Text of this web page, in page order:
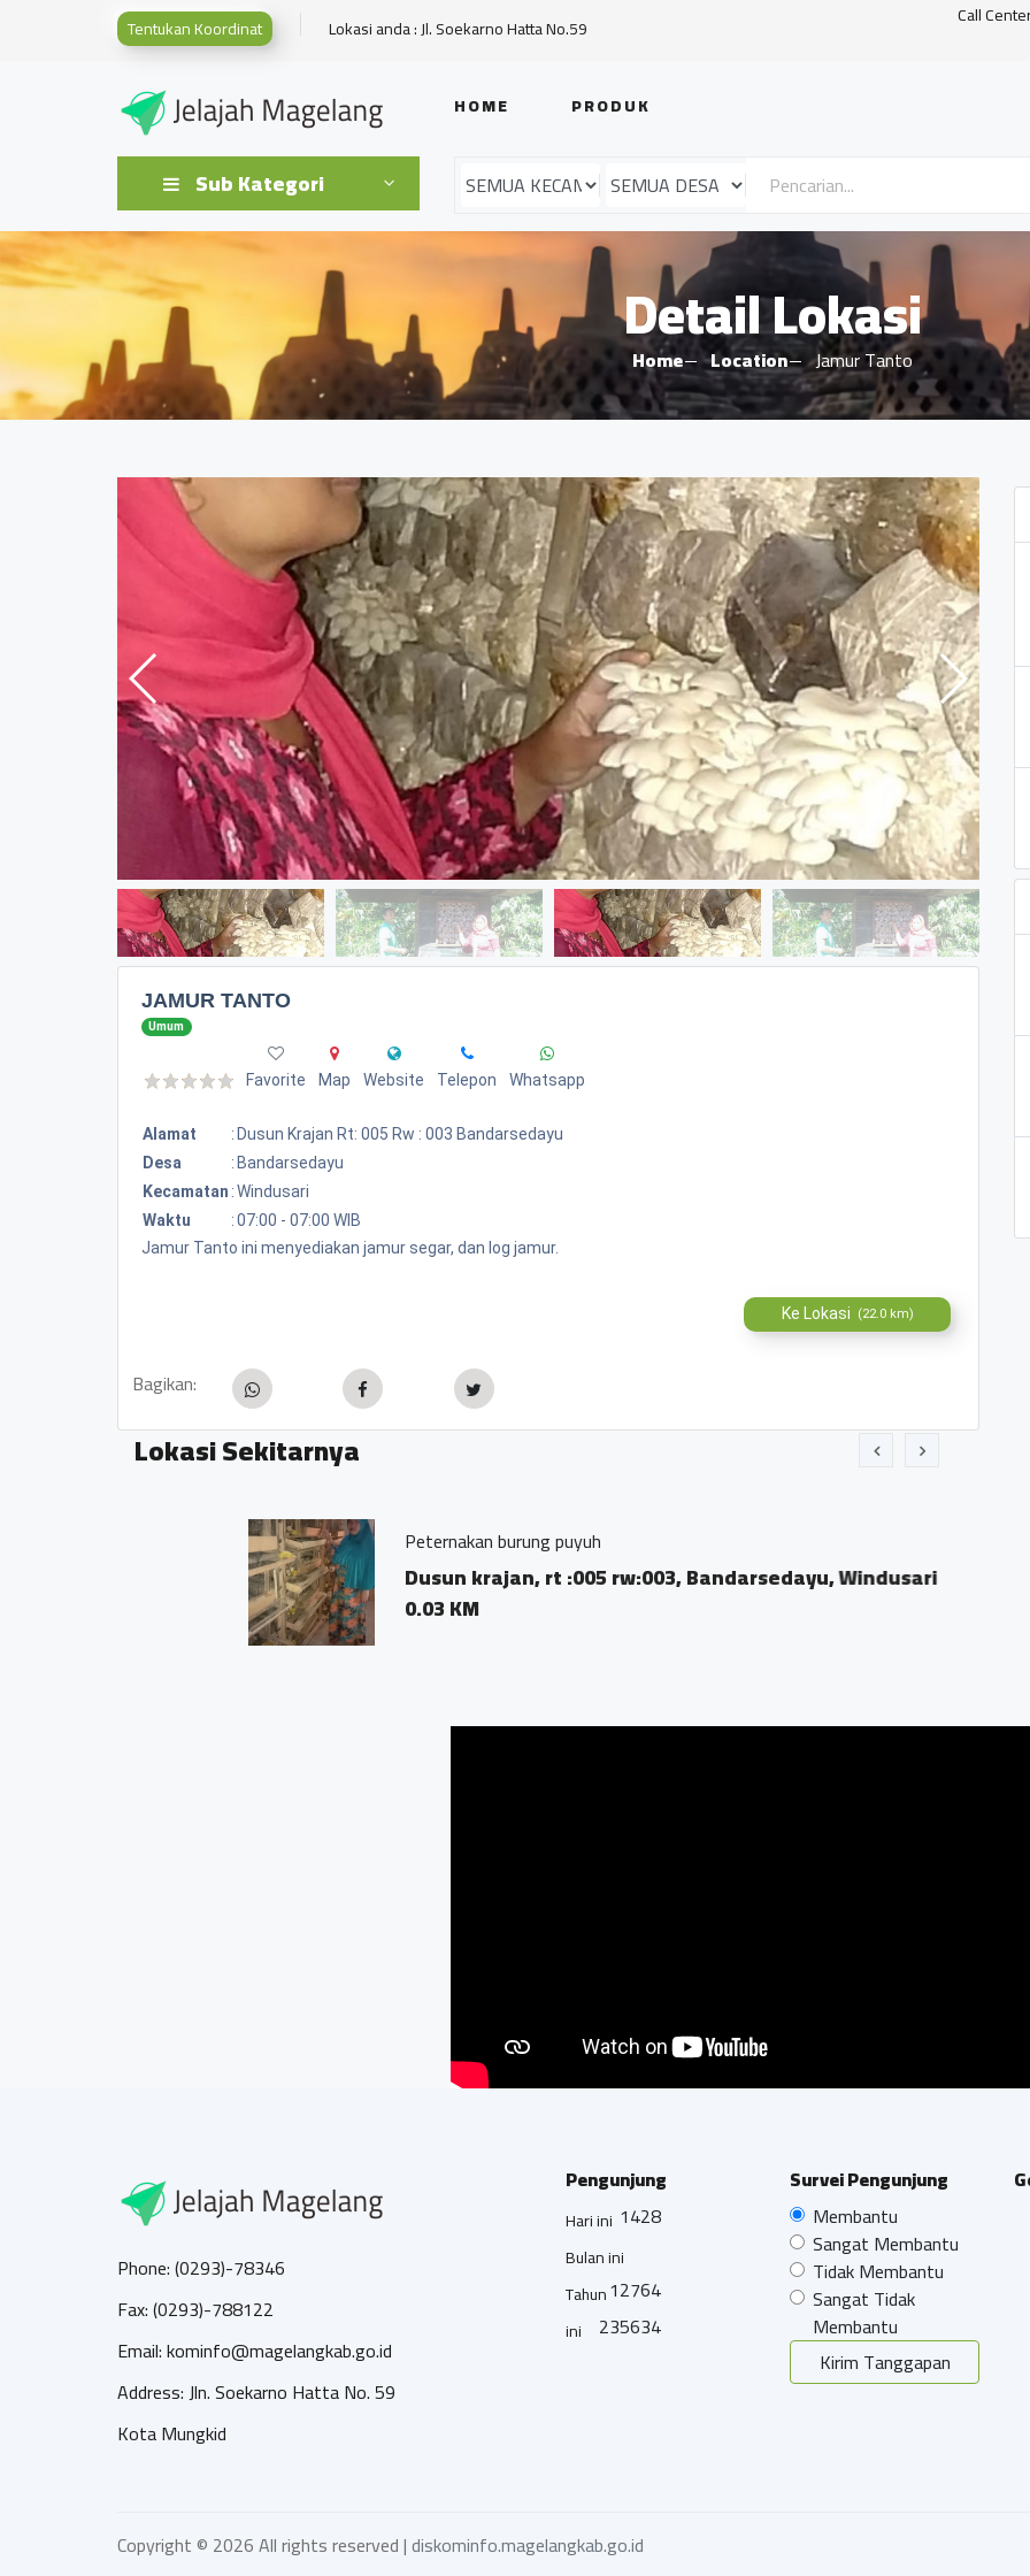
Tentukan Koordinat Lokasi anda : Jl. Soekarno Hatta No.59 Call
HOME PRODUK
Sub Kategori
Detail Lokasi
Home Location Jamur Tanto
JAMUR TANTO
Umum
Favorite Map Website Telepon Whatsapp
Alamat : Dusun Krajan Rt: 005 Rw : 003 Bandarsedayu
Desa
: Bandarsedayu
Kecamatan :Windusari
Waktu
:07:00 - 07:00 WIB
Jamur Tanto ini menyediakan jamur segar, dan log jamur.
Ke Lokasi (22.0 km)
Bagikan:
Lokasi Sekitarnya
Peternakan burung puyuh
Dusun krajan, rt :005 rw:003, Bandarsedayu, Windusari
0.03 KM
Phone: (0293)-78346
Fax: (0293)-788122
Email: kominfo@magelangkab.go.id
Address: Jln. Soekarno Hatta No. 59
Kota Mungkid
Pengunjung
Hari ini 1428
Bulan ini
12764
Tahun
ini
235634
Survei Pengunjung
Membantu
Sangat Membantu
Tidak Membantu
Sangat Tidak
Membantu
Kirim Tanggapan
Copyright © 2026 All rights reserved |diskominfo.magelangkab.go.id